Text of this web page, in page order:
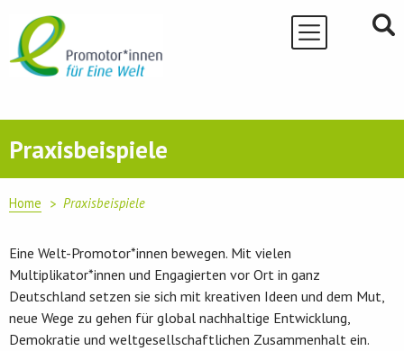
content
Praxisbeispiele
Home Praxisbeispiele
Eine Welt-Promotor*innen bewegen. Mit vielen
Multiplikator*innen und Engagierten vor Ort in ganz
Deutschland setzen sie sich mit kreativen Ideen und dem Mut,
neue Wege zu gehen für global nachhaltige Entwicklung,
Demokratie und weltgesellschaftlichen Zusammenhalt ein.